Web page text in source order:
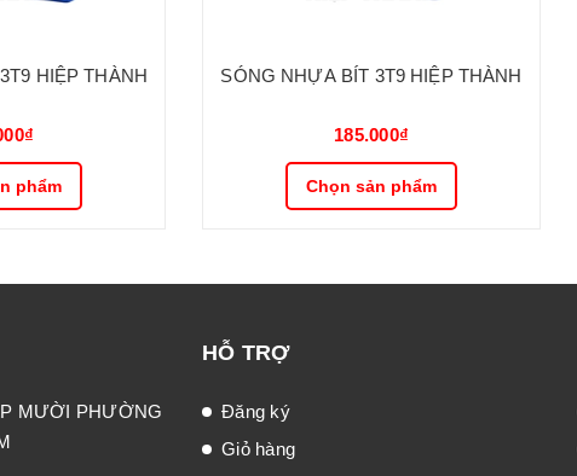
HIỆP THÀNH
phẩm
SÓNG NHỰA BÍT 3T9 HIỆP THÀNH
185.000₫
Chọn sản phẩm
MƯỜI PHƯỜNG
HỖ TRỢ
Đăng ký
Giỏ hàng